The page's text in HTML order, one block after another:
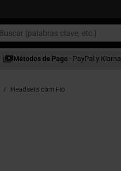
Métodos de Pago - PayPal y Klarna
Headsets com Fio